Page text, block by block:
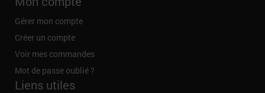
Gérer mon compte
Créer un compte
Voir mes commandes
Mot de passe oublié ?
Liens utiles